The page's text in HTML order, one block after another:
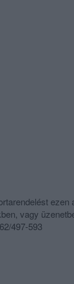
ezen
vagy
497-593